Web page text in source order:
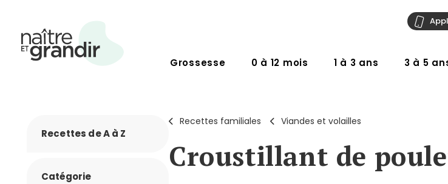
Grossesse 0 à 12 mois 1 à 3 ans 3 à 5
Recettes familiales Viandes et volailles
Croustillant de
Recettes de A à Z
Catégorie